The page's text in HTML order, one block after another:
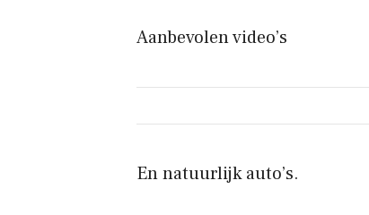
Aanbevolen video’s
En natuurlijk auto’s.